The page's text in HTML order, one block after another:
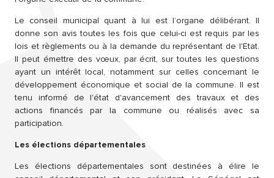
Le conseil municipal quant à lui est l’organe délibérant. Il
donne son avis toutes les fois que celui-ci est requis par les
lois et règlements ou à la demande du représentant de l'Etat.
Il peut émettre des vœux, par écrit, sur toutes les questions
ayant un intérêt local, notamment sur celles concernant le
développement économique et social de la commune. Il est
tenu informé de l'état d'avancement des travaux et des
actions financés par la commune ou réalisés avec sa
participation.
Les élections départementales
Les élections départementales sont destinées à élire le